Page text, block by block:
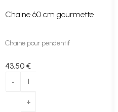
Chaine 60 cm gourmette
Chaine pour pendentif
43 .50 €